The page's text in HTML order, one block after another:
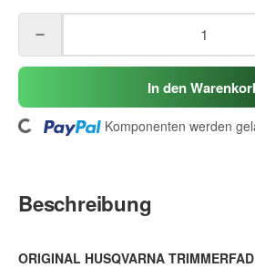
In den
Komponenten werden
Beschreibung
ORIGINAL HUSQVARNA